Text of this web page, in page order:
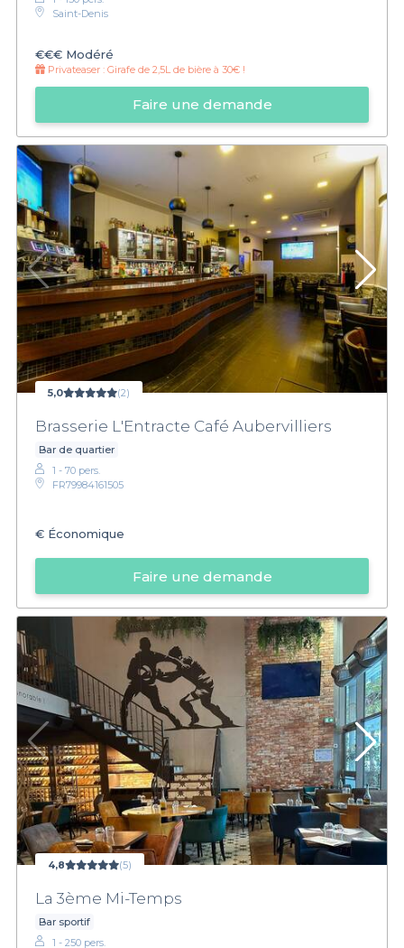
Saint-Denis
€€€ Modéré
Privateaser : Girafe de 2,5L de bière à 30€ !
Faire une demande
5,0 (2)
Brasserie L'Entracte Café Aubervilliers
Bar de quartier
1 - 70 pers.
FR79984161505
€ Économique
Faire une demande
4,8 (5)
La 3ème Mi-Temps
Bar sportif
1 - 250 pers.